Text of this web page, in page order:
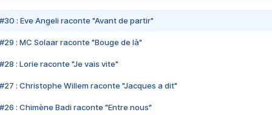
#30 : Eve Angeli raconte "Avant de partir"
#29 : MC Solaar raconte "Bouge de là"
#28 : Lorie raconte "Je vais vite"
#27 : Christophe Willem raconte "Jacques a dit"
#26 : Chimène Badi raconte "Entre nous"